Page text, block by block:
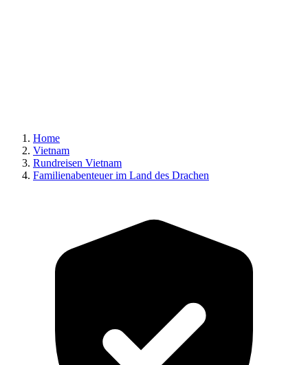
Home
Vietnam
Rundreisen Vietnam
Familienabenteuer im Land des Drachen